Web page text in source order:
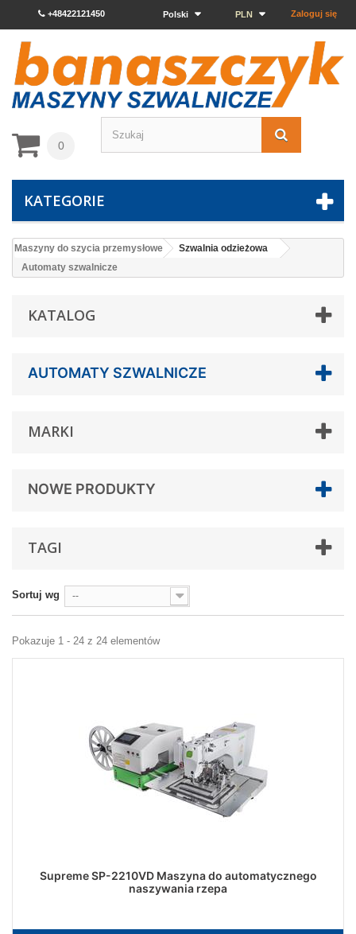
Zaloguj się
PLN
Polski
+48422121450
0
KATEGORIE
Maszyny do szycia przemysłowe
Szwalnia odzieżowa
Automaty szwalnicze
KATALOG
AUTOMATY SZWALNICZE
MARKI
NOWE PRODUKTY
TAGI
Sortuj wg --
Pokazuje 1 - 24 z 24 elementów
Supreme SP-2210VD Maszyna do automatycznego
naszywania rzepa